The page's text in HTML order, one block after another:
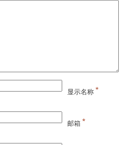
显示名称*
邮箱*